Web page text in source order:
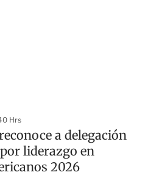
Hrs
a delegación
liderazgo en
2026